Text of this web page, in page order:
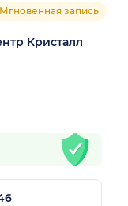
Мгновенная запись
Кристалл